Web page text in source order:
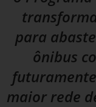
para
ônibus
maior rede